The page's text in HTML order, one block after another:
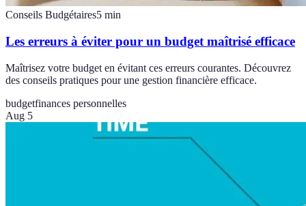
Conseils Budgétaires5 min
Les erreurs à éviter pour un budget maîtrisé efficace
Maîtrisez votre budget en évitant ces erreurs courantes. Découvrez
des conseils pratiques pour une gestion financière efficace.
budgetfinances personnelles
Aug 5